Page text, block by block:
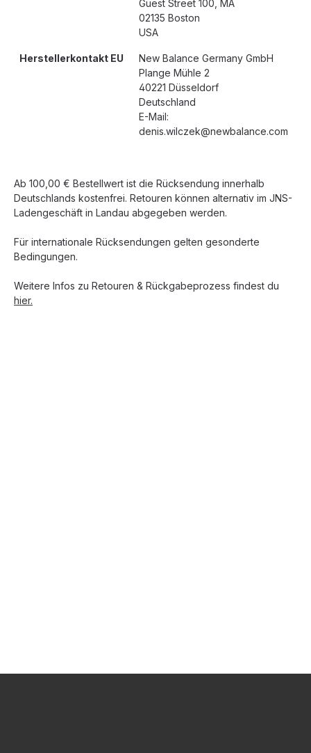
Guest Street 100, MA
02135 Boston
USA
Herstellerkontakt EU
New Balance Germany GmbH
Plange Mühle 2
40221 Düsseldorf
Deutschland
E-Mail:
denis.wilczek@newbalance.com
Ab 100,00 € Bestellwert ist die Rücksendung innerhalb
Deutschlands kostenfrei. Retouren können alternativ im JNS-
Ladengeschäft in Landau abgegeben werden.
Für internationale Rücksendungen gelten gesonderte
Bedingungen.
Weitere Infos zu Retouren & Rückgabeprozess findest du
hier.